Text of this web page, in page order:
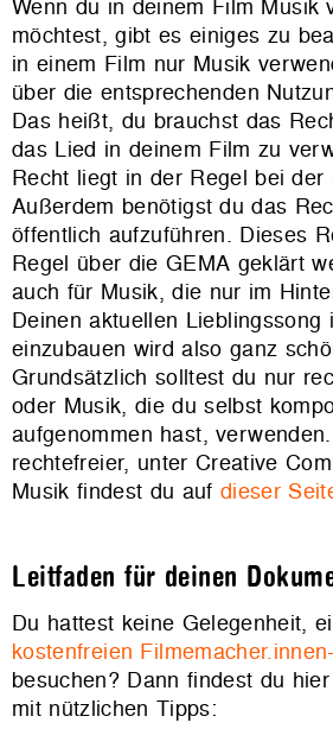
Wenn du in deinem Film Musik
möchtest, gibt es einiges zu
in einem Film nur Musik
über die entsprechenden
Das heißt, du brauchst das
das Lied in deinem Film zu
Recht liegt in der Regel bei der
Außerdem benötigst du das
öffentlich aufzuführen. Dieses
Regel über die GEMA geklärt
auch für Musik, die nur im
Deinen aktuellen Lieblingssong
einzubauen wird also ganz
Grundsätzlich solltest du nur
oder Musik, die du selbst
aufgenommen hast,
rechtefreier, unter Creative
Musik findest du auf dieser
Leitfaden für deinen
Du hattest keine Gelegenheit,
kostenfreien
besuchen? Dann findest du
mit nützlichen Tipps: